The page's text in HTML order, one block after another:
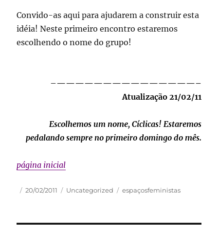
Convido-as aqui para ajudarem a construir esta
idéia! Neste primeiro encontro estaremos
escolhendo o nome do grupo!
–———————————————–
Atualização 21/02/11
Escolhemos um nome, Cíclicas! Estaremos
pedalando sempre no primeiro domingo do mês.
página inicial
Autor
Publicado
20/02/2011 Categorias
Uncategorized Tags
espaçosfeministas